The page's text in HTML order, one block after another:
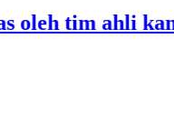
tim ahli kami